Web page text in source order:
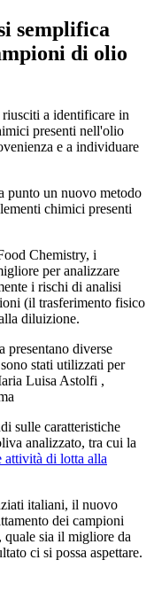
semplifica
di olio
a identificare in
presenti nell'olio
e a individuare
punto un nuovo metodo
chimici presenti
Chemistry, i
per analizzare
i rischi di analisi
(il trasferimento fisico
diluizione.
diverse
stati utilizzati per
Luisa Astolfi ,
sulle caratteristiche
analizzato, tra cui la
attività di lotta alla
italiani, il nuovo
dei campioni
quale sia il migliore da
ci si possa aspettare.